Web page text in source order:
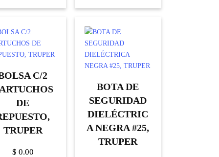
C/2
DE
TRUPER
$ 0.00
BOTA DE
SEGURIDAD
DIELÉCTRIC
A NEGRA #25,
TRUPER